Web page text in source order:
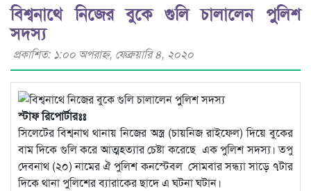
বিশ্বনাথে নিজের বুকে গুলি চালালেন পুুলিশ
সদস্য
প্রকাশিত: ১:০০ অপরাহ্ণ, ফেব্রুয়ারি ৪, ২০২০
স্টাফ রিপোর্টারঃঃ
সিলেটের বিশ্বনাথ থানায় নিজের অস্ত্র (চায়নিজ রাইফেল) দিয়ে বুকের
বাম দিকে গুলি করে আত্মহত্যার চেষ্টা করেছে এক পুলিশ সদস্য। তপু
দেবনাথ (২০) নামের ঐ পুলিশ কনস্টেবল সোমবার সন্ধ্যা সাড়ে ৭টার
দিকে থানা পুলিশের ব্যারাকের ছাদে এ ঘটনা ঘটান।